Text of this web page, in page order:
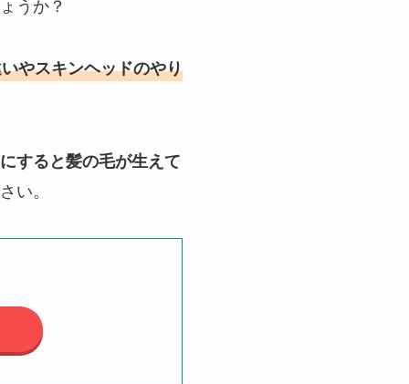
やスキンヘッドのやり
すると髪の毛が生えて
い。